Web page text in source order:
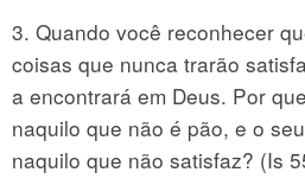
3. Quando você reconhecer
coisas que nunca trarão
a encontrará em Deus. Por
naquilo que não é pão, e o
naquilo que não satisfaz? (Is